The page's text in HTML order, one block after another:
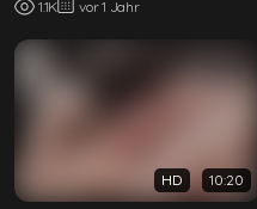
1.1K vor 1 Jahr
HD 10:20